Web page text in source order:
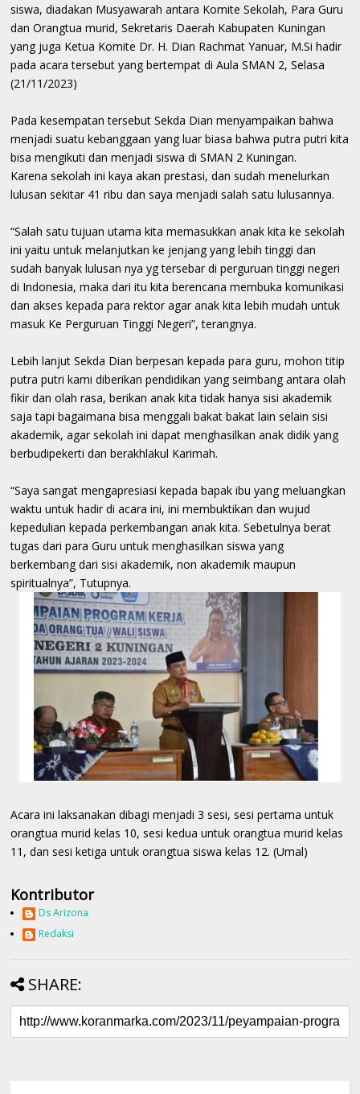
siswa, diadakan Musyawarah antara Komite Sekolah, Para Guru
dan Orangtua murid, Sekretaris Daerah Kabupaten Kuningan
yang juga Ketua Komite Dr. H. Dian Rachmat Yanuar, M.Si hadir
pada acara tersebut yang bertempat di Aula SMAN 2, Selasa
(21/11/2023)
Pada kesempatan tersebut Sekda Dian menyampaikan bahwa
menjadi suatu kebanggaan yang luar biasa bahwa putra putri kita
bisa mengikuti dan menjadi siswa di SMAN 2 Kuningan.
Karena sekolah ini kaya akan prestasi, dan sudah menelurkan
lulusan sekitar 41 ribu dan saya menjadi salah satu lulusannya.
“Salah satu tujuan utama kita memasukkan anak kita ke sekolah
ini yaitu untuk melanjutkan ke jenjang yang lebih tinggi dan
sudah banyak lulusan nya yg tersebar di perguruan tinggi negeri
di Indonesia, maka dari itu kita berencana membuka komunikasi
dan akses kepada para rektor agar anak kita lebih mudah untuk
masuk Ke Perguruan Tinggi Negeri”, terangnya.
Lebih lanjut Sekda Dian berpesan kepada para guru, mohon titip
putra putri kami diberikan pendidikan yang seimbang antara olah
fikir dan olah rasa, berikan anak kita tidak hanya sisi akademik
saja tapi bagaimana bisa menggali bakat bakat lain selain sisi
akademik, agar sekolah ini dapat menghasilkan anak didik yang
berbudipekerti dan berakhlakul Karimah.
“Saya sangat mengapresiasi kepada bapak ibu yang meluangkan
waktu untuk hadir di acara ini, ini membuktikan dan wujud
kepedulian kepada perkembangan anak kita. Sebetulnya berat
tugas dari para Guru untuk menghasilkan siswa yang
berkembang dari sisi akademik, non akademik maupun
spiritualnya”, Tutupnya.
Acara ini laksanakan dibagi menjadi 3 sesi, sesi pertama untuk
orangtua murid kelas 10, sesi kedua untuk orangtua murid kelas
11, dan sesi ketiga untuk orangtua siswa kelas 12. (Umal)
Kontributor
Ds Arizona
Redaksi
SHARE: